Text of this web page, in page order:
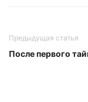
Предыдущая статья
После первого